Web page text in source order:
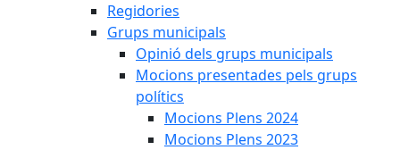
Regidories
Grups municipals
Opinió dels grups municipals
Mocions presentades pels grups
polítics
Mocions Plens 2024
Mocions Plens 2023